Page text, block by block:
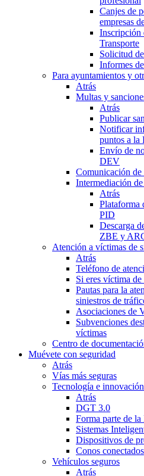
Canjes de
empresas
Inscripción
Transporte
Solicitud
Informes
Para ayuntamientos y
Atrás
Multas y
Atrás
Publicar
Notificar
puntos a la
Envío de
DEV
Comunicación de
Intermediación
Atrás
Plataforma
PID
Descarga
ZBE y
Atención a víctimas de
Atrás
Teléfono de
Si eres víctima
Pautas para la
siniestros de
Asociaciones de
Subvenciones
víctimas
Centro de
Muévete con seguridad
Atrás
Vías más seguras
Tecnología e
Atrás
DGT 3.0
Forma parte de
Sistemas
Dispositivos de
Conos conectados
Vehículos seguros
Atrás